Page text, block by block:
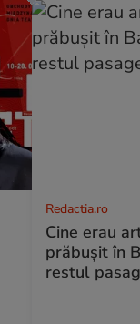
Redactia.ro
Cine erau
prăbușit în
restul